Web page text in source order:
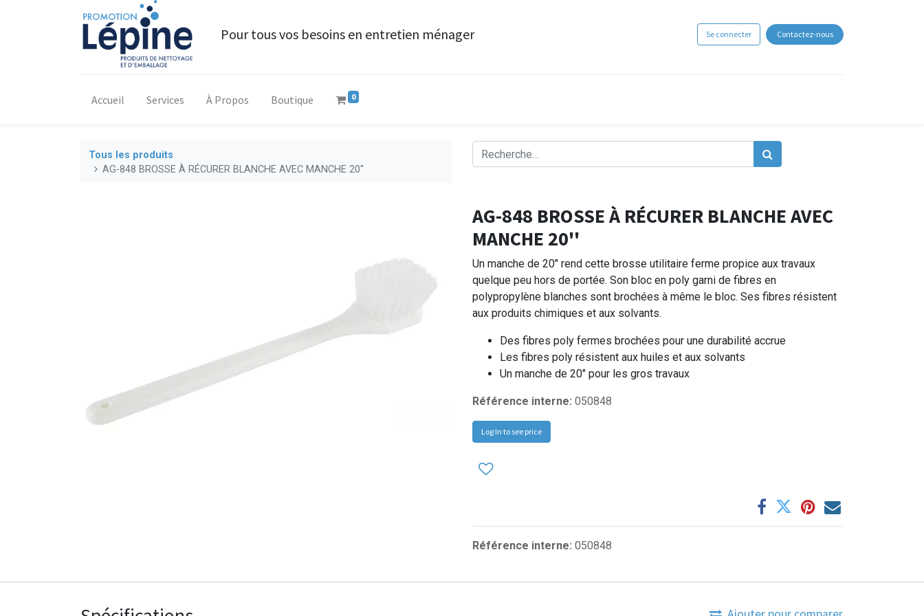
Pour tous vos besoins en entretien ménager Se connecter Contactez-nous
Accueil Services À Propos Boutique 0
Tous les produits
AG-848 BROSSE À RÉCURER BLANCHE AVEC MANCHE 20''
AG-848 BROSSE À RÉCURER BLANCHE AVEC
MANCHE 20''
Un manche de 20" rend cette brosse utilitaire ferme propice aux travaux
quelque peu hors de portée. Son bloc en poly garni de fibres en
polypropylène blanches sont brochées à même le bloc. Ses fibres résistent
aux produits chimiques et aux solvants.
Des fibres poly fermes brochées pour une durabilité accrue
Les fibres poly résistent aux huiles et aux solvants
Un manche de 20" pour les gros travaux
Référence interne: 050848
Log In to see price
Référence interne: 050848